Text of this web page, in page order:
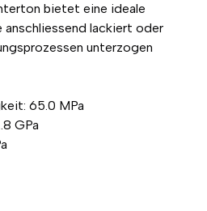
bietet eine ideale
anschliessend lackiert oder
unterzogen
65.0 MPa
GPa